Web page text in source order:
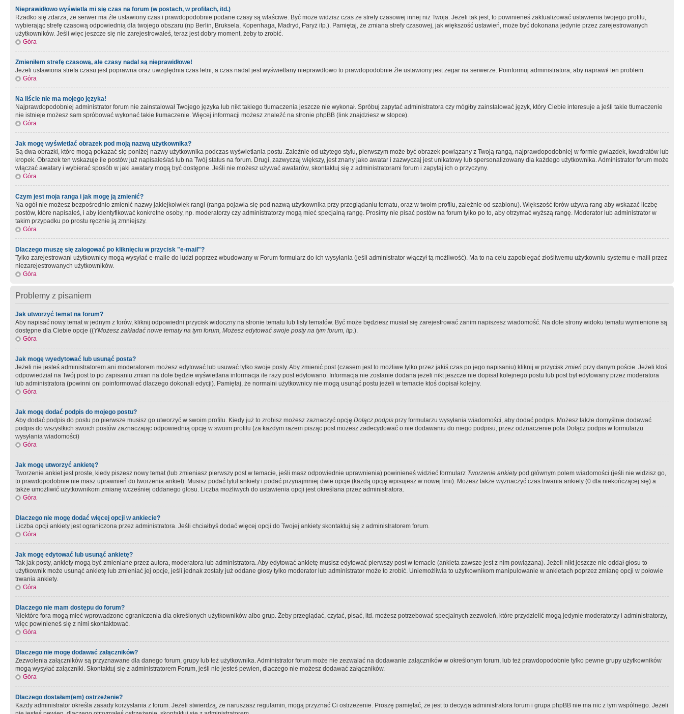
Nieprawidłowo wyświetla mi się czas na forum (w postach, w profilach, itd.)
Rzadko się zdarza, że serwer ma źle ustawiony czas i prawdopodobnie podane czasy są właściwe. Być może widzisz czas ze strefy czasowej innej niż Twoja. Jeżeli tak jest, to powinieneś zaktualizować ustawienia twojego profilu,
wybierając strefę czasową odpowiednią dla twojego obszaru (np Berlin, Bruksela, Kopenhaga, Madryd, Paryż itp.). Pamiętaj, że zmiana strefy czasowej, jak większość ustawień, może być dokonana jedynie przez zarejestrowanych
użytkowników. Jeśli więc jeszcze się nie zarejestrowałeś, teraz jest dobry moment, żeby to zrobić.
Góra
Zmieniłem strefę czasową, ale czasy nadal są nieprawidłowe!
Jeżeli ustawiona strefa czasu jest poprawna oraz uwzględnia czas letni, a czas nadal jest wyświetlany nieprawdłowo to prawdopodobnie źle ustawiony jest zegar na serwerze. Poinformuj administratora, aby naprawił ten problem.
Góra
Na liście nie ma mojego języka!
Najprawdopodobniej administrator forum nie zainstalował Twojego języka lub nikt takiego tłumaczenia jeszcze nie wykonał. Spróbuj zapytać administratora czy mógłby zainstalować język, który Ciebie interesuje a jeśli takie tłumaczenie
nie istnieje możesz sam spróbować wykonać takie tłumaczenie. Więcej informacji możesz znaleźć na stronie phpBB (link znajdziesz w stopce).
Góra
Jak mogę wyświetlać obrazek pod moją nazwą użytkownika?
Są dwa obrazki, które mogą pokazać się poniżej nazwy użytkownika podczas wyświetlania postu. Zależnie od użytego stylu, pierwszym może być obrazek powiązany z Twoją rangą, najprawdopodobniej w formie gwiazdek, kwadratów lub
kropek. Obrazek ten wskazuje ile postów już napisałeś/aś lub na Twój status na forum. Drugi, zazwyczaj większy, jest znany jako awatar i zazwyczaj jest unikatowy lub spersonalizowany dla każdego użytkownika. Administrator forum może
włączać awatary i wybierać sposób w jaki awatary mogą być dostępne. Jeśli nie możesz używać awatarów, skontaktuj się z administratorami forum i zapytaj ich o przyczyny.
Góra
Czym jest moja ranga i jak mogę ją zmienić?
Na ogół nie możesz bezpośrednio zmienić nazwy jakiejkolwiek rangi (ranga pojawia się pod nazwą użytkownika przy przeglądaniu tematu, oraz w twoim profilu, zależnie od szablonu). Większość forów używa rang aby wskazać liczbę
postów, które napisałeś, i aby identyfikować konkretne osoby, np. moderatorzy czy administratorzy mogą mieć specjalną rangę. Prosimy nie pisać postów na forum tylko po to, aby otrzymać wyższą rangę. Moderator lub administrator w
takim przypadku po prostu ręcznie ją zmniejszy.
Góra
Dlaczego muszę się zalogować po kliknięciu w przycisk "e-mail"?
Tylko zarejestrowani użytkownicy mogą wysyłać e-maile do ludzi poprzez wbudowany w Forum formularz do ich wysyłania (jeśli administrator włączył tą możliwość). Ma to na celu zapobiegać złośliwemu użytkowniu systemu e-maili przez
niezarejestrowanych użytkowników.
Góra
Problemy z pisaniem
Jak utworzyć temat na forum?
Aby napisać nowy temat w jednym z forów, kliknij odpowiedni przycisk widoczny na stronie tematu lub listy tematów. Być może będziesz musiał się zarejestrować zanim napiszesz wiadomość. Na dole strony widoku tematu wymienione są
dostępne dla Ciebie opcje ((YMożesz zakładać nowe tematy na tym forum, Możesz edytować swoje posty na tym forum, itp.).
Góra
Jak mogę wyedytować lub usunąć posta?
Jeżeli nie jesteś administratorem ani moderatorem możesz edytować lub usuwać tylko swoje posty. Aby zmienić post (czasem jest to możliwe tylko przez jakiś czas po jego napisaniu) kliknij w przycisk zmień przy danym poście. Jeżeli ktoś
odpowiedział na Twój post to po zapisaniu zmian na dole będzie wyświetlana informacja ile razy post edytowano. Informacja nie zostanie dodana jeżeli nikt jeszcze nie dopisał kolejnego postu lub post był edytowany przez moderatora
lub administratora (powinni oni poinformować dlaczego dokonali edycji). Pamiętaj, że normalni użytkownicy nie mogą usunąć postu jeżeli w temacie ktoś dopisał kolejny.
Góra
Jak mogę dodać podpis do mojego postu?
Aby dodać podpis do postu po pierwsze musisz go utworzyć w swoim profilu. Kiedy już to zrobisz możesz zaznaczyć opcję Dołącz podpis przy formularzu wysyłania wiadomości, aby dodać podpis. Możesz także domyślnie dodawać
podpis do wszystkich swoich postów zaznaczając odpowiednią opcję w swoim profilu (za każdym razem pisząc post możesz zadecydować o nie dodawaniu do niego podpisu, przez odznaczenie pola Dołącz podpis w formularzu
wysyłania wiadomości)
Góra
Jak mogę utworzyć ankietę?
Tworzenie ankiet jest proste, kiedy piszesz nowy temat (lub zmieniasz pierwszy post w temacie, jeśli masz odpowiednie uprawnienia) powinieneś widzieć formularz Tworzenie ankietypod głównym polem wiadomości (jeśli nie widzisz go,
to prawdopodobnie nie masz uprawnień do tworzenia ankiet). Musisz podać tytuł ankiety i podać przynajmniej dwie opcje (każdą opcję wpisujesz w nowej linii). Możesz także wyznaczyć czas trwania ankiety (0 dla niekończącej się) a
także umożliwić użytkownikom zmianę wcześniej oddanego głosu. Liczba możliwych do ustawienia opcji jest określana przez administratora.
Góra
Dlaczego nie mogę dodać więcej opcji w ankiecie?
Liczba opcji ankiety jest ograniczona przez administratora. Jeśli chciałbyś dodać więcej opcji do Twojej ankiety skontaktuj się z administratorem forum.
Góra
Jak mogę edytować lub usunąć ankietę?
Tak jak posty, ankiety mogą być zmieniane przez autora, moderatora lub administratora. Aby edytować ankietę musisz edytować pierwszy post w temacie (ankieta zawsze jest z nim powiązana). Jeżeli nikt jeszcze nie oddał głosu to
użytkownik może usunąć ankietę lub zmieniać jej opcje, jeśli jednak zostały już oddane głosy tylko moderator lub administrator może to zrobić. Uniemożliwia to użytkownikom manipulowanie w ankietach poprzez zmianę opcji w połowie
trwania ankiety.
Góra
Dlaczego nie mam dostępu do forum?
Niektóre fora mogą mieć wprowadzone ograniczenia dla określonych użytkowników albo grup. Żeby przeglądać, czytać, pisać, itd. możesz potrzebować specjalnych zezwoleń, które przydzielić mogą jedynie moderatorzy i administratorzy,
więc powinieneś się z nimi skontaktować.
Góra
Dlaczego nie mogę dodawać załączników?
Zezwolenia załączników są przyznawane dla danego forum, grupy lub też użytkownika. Administrator forum może nie zezwalać na dodawanie załączników w określonym forum, lub też prawdopodobnie tylko pewne grupy użytkowników
mogą wysyłać załączniki. Skontaktuj się z administratorem Forum, jeśli nie jesteś pewien, dlaczego nie możesz dodawać załączników.
Góra
Dlaczego dostałam(em) ostrzeżenie?
Każdy administrator określa zasady korzystania z forum. Jeżeli stwierdzą, że naruszasz regulamin, mogą przyznać Ci ostrzeżenie. Proszę pamiętać, że jest to decyzja administratora forum i grupa phpBB nie ma nic z tym wspólnego. Jeżeli